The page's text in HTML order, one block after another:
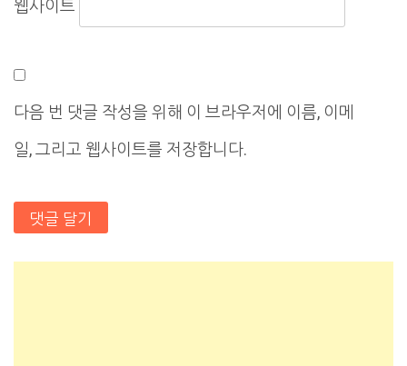
웹사이트
다음 번 댓글 작성을 위해 이 브라우저에 이름, 이메
일, 그리고 웹사이트를 저장합니다.